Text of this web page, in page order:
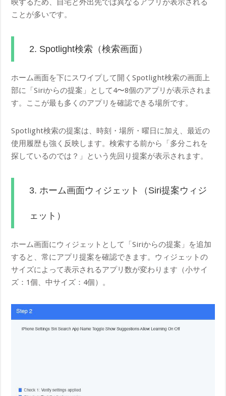
映するため、自宅と外出先では異なるアプリが表示される
ことが多いです。
2. Spotlight検索（検索画面）
ホーム画面を下にスワイプして開くSpotlight検索の画面上
部に「Siriからの提案」として4〜8個のアプリが表示されま
す。ここが最も多くのアプリを確認できる場所です。
Spotlight検索の提案は、時刻・場所・曜日に加え、最近の
使用履歴も強く反映します。検索する前から「多分これを
探しているのでは？」という先回り提案が表示されます。
3. ホーム画面ウィジェット（Siri提案ウィジ
ェット）
ホーム画面にウィジェットとして「Siriからの提案」を追加
すると、常にアプリ提案を確認できます。ウィジェットの
サイズによって表示されるアプリ数が変わります（小サイ
ズ：1個、中サイズ：4個）。